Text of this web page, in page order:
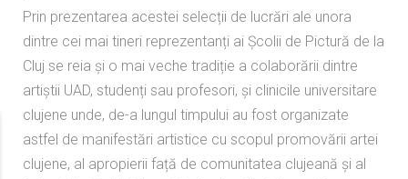
Prin prezentarea acestei selecții de lucrări ale unora
dintre cei mai tineri reprezentanți ai Școlii de Pictură de la
Cluj se reia și o mai veche tradiție a colaborării dintre
artiștii UAD, studenți sau profesori, și clinicile universitare
clujene unde, de-a lungul timpului au fost organizate
astfel de manifestări artistice cu scopul promovării artei
clujene, al apropierii față de comunitatea clujeană și al